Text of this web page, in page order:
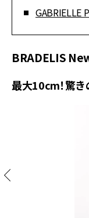
GABRIELLE
BRADELIS
最大10cm！驚